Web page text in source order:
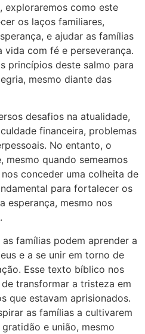
exploraremos como este
os laços familiares,
e ajudar as famílias
com fé e perseverança.
princípios deste salmo para
mesmo diante das
desafios na atualidade,
financeira, problemas
No entanto, o
mesmo quando semeamos
conceder uma colheita de
para fortalecer os
esperança, mesmo nos
famílias podem aprender a
e a se unir em torno de
Esse texto bíblico nos
transformar a tristeza em
que estavam aprisionados.
as famílias a cultivarem
e união, mesmo